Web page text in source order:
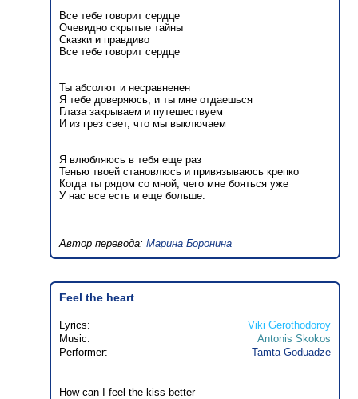
Все тебе говорит сердце
Очевидно скрытые тайны
Сказки и правдиво
Все тебе говорит сердце
Ты абсолют и несравненен
Я тебе доверяюсь, и ты мне отдаешься
Глаза закрываем и путешествуем
И из грез свет, что мы выключаем
Я влюбляюсь в тебя еще раз
Тенью твоей становлюсь и привязываюсь крепко
Когда ты рядом со мной, чего мне бояться уже
У нас все есть и еще больше.
Автор перевода:Марина Боронина
Feel the heart
Lyrics:
Viki Gerothodoroy
Music:
Antonis Skokos
Performer:
Tamta Goduadze
How can I feel the kiss better